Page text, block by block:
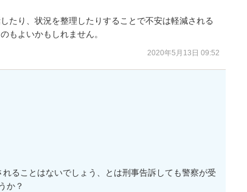
たり、状況を整理したりすることで不安は軽減される
もよいかもしれません。
2020年5月13日 09:52
ることはないでしょう、とは刑事告訴しても警察が受
か？